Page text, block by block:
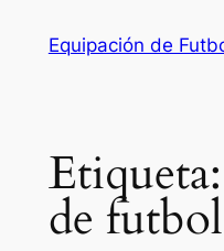
Equipación de
Etiqueta:
de